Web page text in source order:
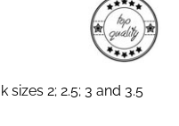
2; 2.5; 3 and 3.5